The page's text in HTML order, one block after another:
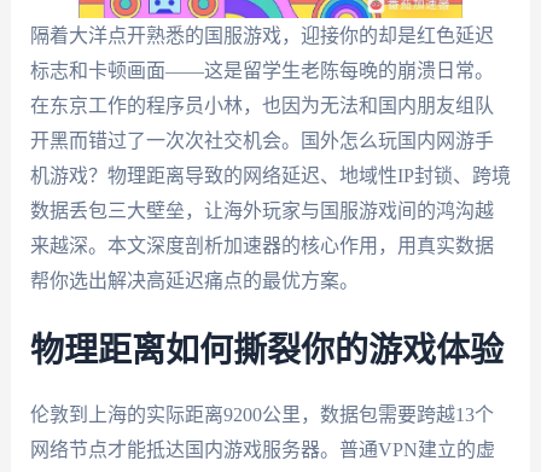
隔着大洋点开熟悉的国服游戏，迎接你的却是红色延迟
标志和卡顿画面——这是留学生老陈每晚的崩溃日常。
在东京工作的程序员小林，也因为无法和国内朋友组队
开黑而错过了一次次社交机会。国外怎么玩国内网游手
机游戏？物理距离导致的网络延迟、地域性IP封锁、跨境
数据丢包三大壁垒，让海外玩家与国服游戏间的鸿沟越
来越深。本文深度剖析加速器的核心作用，用真实数据
帮你选出解决高延迟痛点的最优方案。
物理距离如何撕裂你的游戏体验
伦敦到上海的实际距离9200公里，数据包需要跨越13个
网络节点才能抵达国内游戏服务器。普通VPN建立的虚